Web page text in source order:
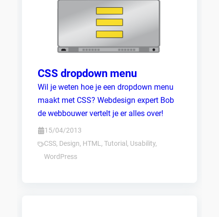
Zoeken
CSS dropdown menu
Wil je weten hoe je een dropdown menu
maakt met CSS? Webdesign expert Bob
de webbouwer vertelt je er alles over!
15/04/2013
CSS, Design, HTML,Tutorial , Usability,
WordPress